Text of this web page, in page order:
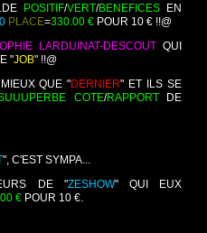
POSITIF/VERT/BENEFICESEN
PLACE=330.00 € POUR 10 € !!@
LARDUINAT-DESCOUTQUI
"JOB" !!@
QUE "DERNIER" ET ILS SE
COTE/RAPPORTDE
", C'EST SYMPA...
DE "ZESHOW" QUI EUX
€ POUR 10 €.